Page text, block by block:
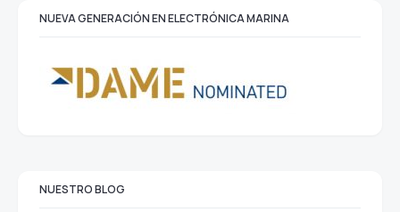
NUEVA GENERACIÓN EN ELECTRÓNICA MARINA
NUESTRO BLOG